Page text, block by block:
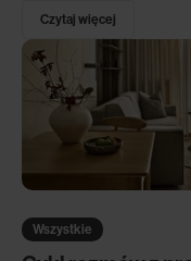
Czytaj więcej
Wszystkie